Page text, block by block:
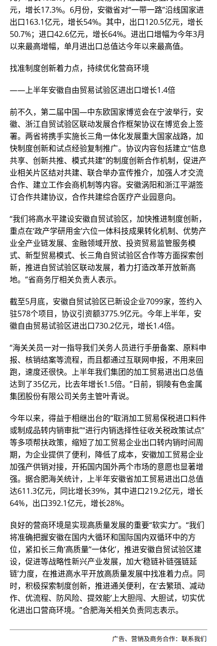
元，增长17.3%。6月份，安徽省对“一带一路”沿线国家进
出口163.1亿元，增长54%。其中，出口120.5亿元，增长
50.7%；进口42.6亿元，增长64%。进出口增幅为今年3月
以来最高增幅，单月进出口总值达今年以来最高值。
找准制度创新着力点，持续优化营商环境
——上半年安徽自由贸易试验区进出口增长1.4倍
前不久，第二届中国—中东欧国家博览会在宁波举行，安
徽、浙江自贸试验区联动发展合作框架协议在博览会上签
署。两省将携手实施长三角一体化发展重大国家战路，加
快制度创新和试点经验复制推广。协议内容包括建立“信息
共享、创新共推、模式共建”的制度创新合作机制，促进产
业相关片区结对共建、联合举办宣传推介，加强人才交流
合作、建立工作会商机制等内容。安徽涡阳和浙江平湖签
订合作共建协议，合作共建综合医疗产业园意向。
“我们将高水平建设安徽自贸试验区，加快推进制度创新，
重点在‘政产学研用金’六位一体科技成果转化机制、优势产
业全产业链发展、金融领域开放、投资贸易监管服务模
式、新型贸易模式、长三角自贸试验区合作等方面探索创
新，推进自贸试验区联动发展，着力打造改革开放新高
地。”省商务厅相关负责人表示。
截至5月底，安徽自贸试验区已新设企业7099家，签约入
驻578个项目，协议引资额3775.9亿元。今年上半年，安
徽自由贸易试验区进出口730.2亿元，增长1.4倍。
“海关关员一对一指导我们关务人员进行手册备案、原料申
报、核销结案等流程，而且都通过互联网申报，不用来回
跑，速度还很快。上半年我们集团的加工贸易进出口总值
达到了35亿元，比去年增长1.5倍。”日前，铜陵有色金属
集团股份有限公司关务主管叶青说。
今年以来，得益于相继出台的“取消加工贸易保税进口料件
或制成品转内销审批”“进行内销选择性征收关税政策试点”
等多项帮扶政策，缩短了加工贸易企业出口转内销时间周
期，为企业提供了便利，降低了成本，安徽加工贸易企业
加强产供销对接，开拓国内国外两个市场的意愿也显著增
强。据合肥海关统计，上半年安徽省加工贸易进出口总值
达611.3亿元，同比增长39%，其中进口219.2亿元，增长
64%，出口392.1亿元，增长28%。
良好的营商环境是实现高质量发展的重要“软实力”。“我们
将准确把握安徽在国内大循环和国际国内双循环中的方
位，紧扣长三角‘高质量’‘一体化’，推进安徽自贸试验区建
设，促进等战略性新兴产业发展，加大‘稳链补链强链延
链’力度，在推进高水平开放高质量发展中找准着力点。同
时，积极探索制度创新，推进通关便利，在‘去繁琐、减动
作、优流程、防风险、提效能’上大胆闯、大胆试，切实优
化进出口营商环境。”合肥海关相关负责同志表示。